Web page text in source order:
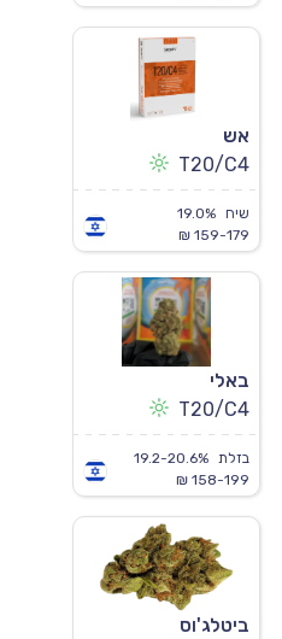
אש
T20/C4
שיח
19.0%
159-179 ₪
באלי
T20/C4
בזלת 19.2-20.6%
158-199 ₪
ביטלג'וס